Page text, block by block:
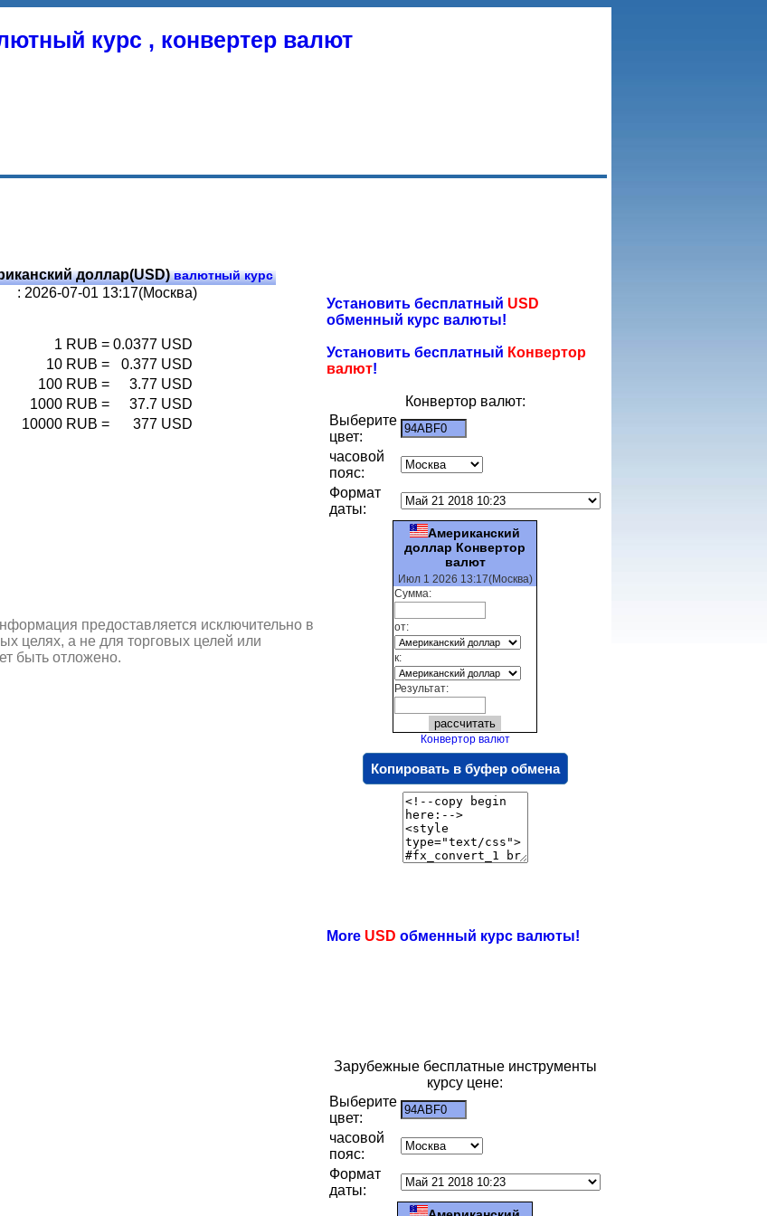
курс , конвертер валют
доллар(USD)валютный курс
: 2026-07-01 13:17(Москва)
1 RUB = 0.0377 USD
10 RUB = 0.377 USD
100 RUB = 3.77 USD
1000 RUB = 37.7 USD
10000 RUB = 377 USD
предоставляется исключительно в
целях, а не для торговых целей или
быть отложено.
Установить бесплатный USD
обменный курс валюты!
Установить бесплатный Конвертор
валют!
Конвертор валют:
Выберите
цвет:
часовой
пояс:
Формат
даты:
Американский
доллар Конвертор
валют
Июл 1 2026 13:17(Москва)
Сумма:
от:
к:
Результат:
Конвертор валют
Копировать в буфер обмена
More USD обменный курс валюты!
Зарубежные бесплатные инструменты
курсу цене:
Выберите
цвет:
часовой
пояс:
Формат
даты: